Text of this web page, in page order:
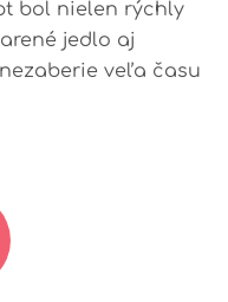
bol nielen rýchly
jedlo aj
veľa času